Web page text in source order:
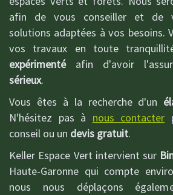
afin de vous conseiller et de
solutions adaptées à vos besoins.
vos travaux en toute
expérimentéafin d'avoir
sérieux.
Vous êtes à la recherche d'un
N'hésitez pas à nous contacter
conseil ou un devis gratuit.
Keller Espace Vert intervient sur
Haute-Garonne qui compte
nous nous déplaçons